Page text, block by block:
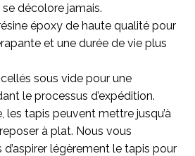
décolore jamais.
époxy de haute qualité pour
et une durée de vie plus
sous vide pour une
le processus d’expédition.
les tapis peuvent mettre jusqu’à
à plat. Nous vous
légèrement le tapis pour